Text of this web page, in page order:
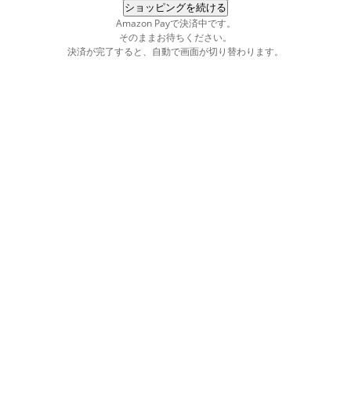
ショッピングを続ける
Amazon Payで決済中です。
そのままお待ちください。
決済が完了すると、自動で画面が切り替わります。